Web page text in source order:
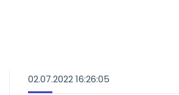
02.07.2022 16:26:05